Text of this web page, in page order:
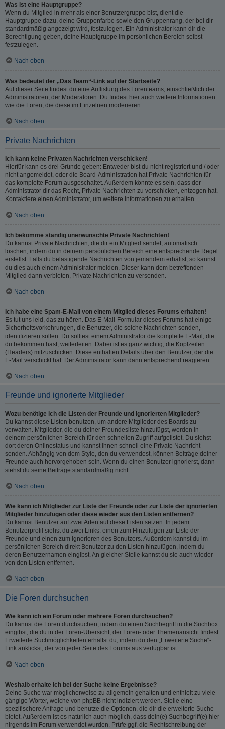
Was ist eine Hauptgruppe?
Wenn du Mitglied in mehr als einer Benutzergruppe bist, dient die
Hauptgruppe dazu, deine Gruppenfarbe sowie den Gruppenrang, der bei dir
standardmäßig angezeigt wird, festzulegen. Ein Administrator kann dir die
Berechtigung geben, deine Hauptgruppe im persönlichen Bereich selbst
festzulegen.
Nach oben
Was bedeutet der „Das Team“-Link auf der Startseite?
Auf dieser Seite findest du eine Auflistung des Forenteams, einschließlich der
Administratoren, der Moderatoren. Du findest hier auch weitere Informationen
wie die Foren, die diese im Einzelnen moderieren.
Nach oben
Private Nachrichten
Ich kann keine Privaten Nachrichten verschicken!
Hierfür kann es drei Gründe geben: Entweder bist du nicht registriert und / oder
nicht angemeldet, oder die Board-Administration hat Private Nachrichten für
das komplette Forum ausgeschaltet. Außerdem könnte es sein, dass der
Administrator dir das Recht, Private Nachrichten zu verschicken, entzogen hat.
Kontaktiere einen Administrator, um weitere Informationen zu erhalten.
Nach oben
Ich bekomme ständig unerwünschte Private Nachrichten!
Du kannst Private Nachrichten, die dir ein Mitglied sendet, automatisch
löschen, indem du in deinem persönlichen Bereich eine entsprechende Regel
erstellst. Falls du belästigende Nachrichten von jemandem erhältst, so kannst
du dies auch einem Administrator melden. Dieser kann dem betreffenden
Mitglied dann verbieten, Private Nachrichten zu versenden.
Nach oben
Ich habe eine Spam-E-Mail von einem Mitglied dieses Forums erhalten!
Es tut uns leid, das zu hören. Das E-Mail-Formular dieses Forums hat einige
Sicherheitsvorkehrungen, die Benutzer, die solche Nachrichten senden,
identifizieren sollen. Du solltest einem Administrator die komplette E-Mail, die
du bekommen hast, weiterleiten. Dabei ist es ganz wichtig, die Kopfzeilen
(Headers) mitzuschicken. Diese enthalten Details über den Benutzer, der die
E-Mail verschickt hat. Der Administrator kann dann entsprechend reagieren.
Nach oben
Freunde und ignorierte Mitglieder
Wozu benötige ich die Listen der Freunde und ignorierten Mitglieder?
Du kannst diese Listen benutzen, um andere Mitglieder des Boards zu
verwalten. Mitglieder, die du deiner Freundesliste hinzufügst, werden in
deinem persönlichen Bereich für den schnellen Zugriff aufgelistet. Du siehst
dort deren Onlinestatus und kannst ihnen schnell eine Private Nachricht
senden. Abhängig von dem Style, den du verwendest, können Beiträge deiner
Freunde auch hervorgehoben sein. Wenn du einen Benutzer ignorierst, dann
siehst du seine Beiträge standardmäßig nicht.
Nach oben
Wie kann ich Mitglieder zur Liste der Freunde oder zur Liste der ignorierten
Mitglieder hinzufügen oder diese wieder aus den Listen entfernen?
Du kannst Benutzer auf zwei Arten auf diese Listen setzen: In jedem
Benutzerprofil siehst du zwei Links: einen zum Hinzufügen zur Liste der
Freunde und einen zum Ignorieren des Benutzers. Außerdem kannst du im
persönlichen Bereich direkt Benutzer zu den Listen hinzufügen, indem du
deren Benutzernamen eingibst. An gleicher Stelle kannst du sie auch wieder
von den Listen entfernen.
Nach oben
Die Foren durchsuchen
Wie kann ich ein Forum oder mehrere Foren durchsuchen?
Du kannst die Foren durchsuchen, indem du einen Suchbegriff in die Suchbox
eingibst, die du in der Foren-Übersicht, der Foren- oder Themenansicht findest.
Erweiterte Suchmöglichkeiten erhältst du, indem du den „Erweiterte Suche“-
Link anklickst, der von jeder Seite des Forums aus verfügbar ist.
Nach oben
Weshalb erhalte ich bei der Suche keine Ergebnisse?
Deine Suche war möglicherweise zu allgemein gehalten und enthielt zu viele
gängige Wörter, welche von phpBB nicht indiziert werden. Stelle eine
spezifischere Anfrage und benutze die Optionen, die dir die erweiterte Suche
bietet. Außerdem ist es natürlich auch möglich, dass dein(e) Suchbegriff(e) hier
nirgends im Forum verwendet wurden. Prüfe ggf. die Rechtschreibung der